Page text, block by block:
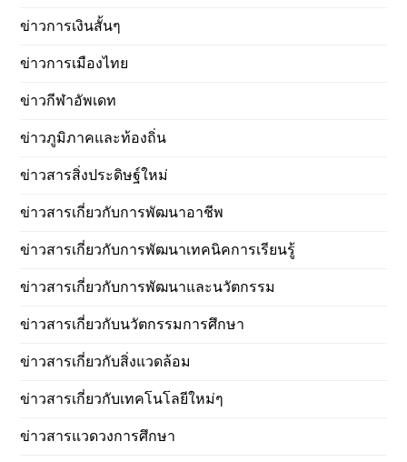
ข่าวการเงินสั้นๆ
ข่าวการเมืองไทย
ข่าวกีฬาอัพเดท
ข่าวภูมิภาคและท้องถิ่น
ข่าวสารสิ่งประดิษฐ์ใหม่
ข่าวสารเกี่ยวกับการพัฒนาอาชีพ
ข่าวสารเกี่ยวกับการพัฒนาเทคนิคการเรียนรู้
ข่าวสารเกี่ยวกับการพัฒนาและนวัตกรรม
ข่าวสารเกี่ยวกับนวัตกรรมการศึกษา
ข่าวสารเกี่ยวกับสิ่งแวดล้อม
ข่าวสารเกี่ยวกับเทคโนโลยีใหม่ๆ
ข่าวสารแวดวงการศึกษา